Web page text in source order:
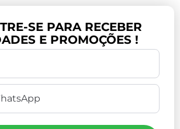
SE PARA RECEBER
E PROMOÇÕES !